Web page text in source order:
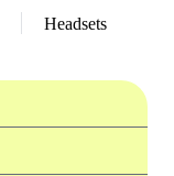
Headsets